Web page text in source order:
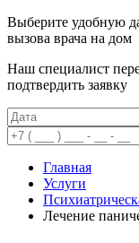
Выберите удобную
вызова врача на дом
Наш специалист
подтвердить заявку
Главная
Услуги
Лечение